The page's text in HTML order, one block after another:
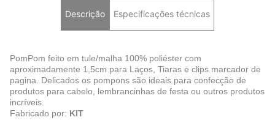
Descrição Especificações técnicas
PomPom feito em tule/malha 100% poliéster com
aproximadamente 1,5cm para Laços, Tiaras e clips marcador de
pagina. Delicados os pompons são ideais para confecção de
produtos para cabelo, lembrancinhas de festa ou outros produtos
incríveis.
Fabricado por: KIT